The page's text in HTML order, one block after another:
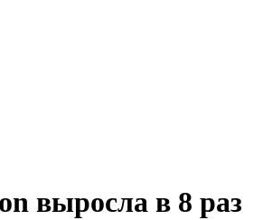
выросла в 8 раз